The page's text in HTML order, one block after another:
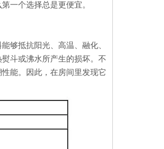
一个选择总是更便宜。
够抵抗阳光、高温、融化、
斗或沸水所产生的损坏。不
能。因此，在房间里发现它